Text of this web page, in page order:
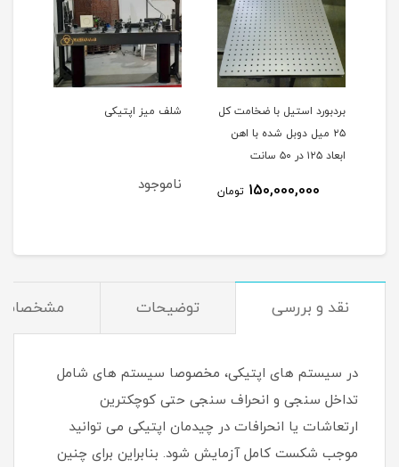
بردبورد استیل با ضخامت کل
۲۵ میل دوبل شده با اهن
ابعاد ۱۲۵ در ۵۰ سانت
150,000,000 تومان
شلف میز اپتیکی
ناموجود
نقد و بررسی توضیحات مشخصات
در سیستم های اپتیکی، مخصوصا سیستم های شامل
تداخل سنجی و انحراف سنجی حتی کوچکترین
ارتعاشات یا انحرافات در چیدمان اپتیکی می توانید
موجب شکست کامل آزمایش شود. بنابراین برای چنین